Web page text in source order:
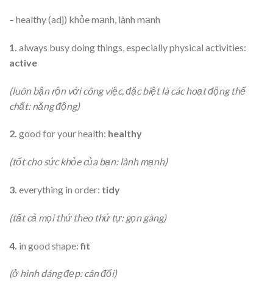
– healthy (adj) khỏe mạnh, lành mạnh
1. always busy doing things, especially physical activities:
active
(luôn bận rộn với công việc, đặc biệt là các hoạt động thể
chất: năng động)
2. good for your health: healthy
(tốt cho sức khỏe của bạn: lành mạnh)
3. everything in order: tidy
(tất cả mọi thứ theo thứ tự: gọn gàng)
4. in good shape:fit
(ở hình dáng đẹp: cân đối)